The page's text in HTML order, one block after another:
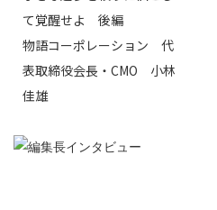
て覚醒せよ 後編
物語コーポレーション 代
表取締役会長・CMO 小林
佳雄